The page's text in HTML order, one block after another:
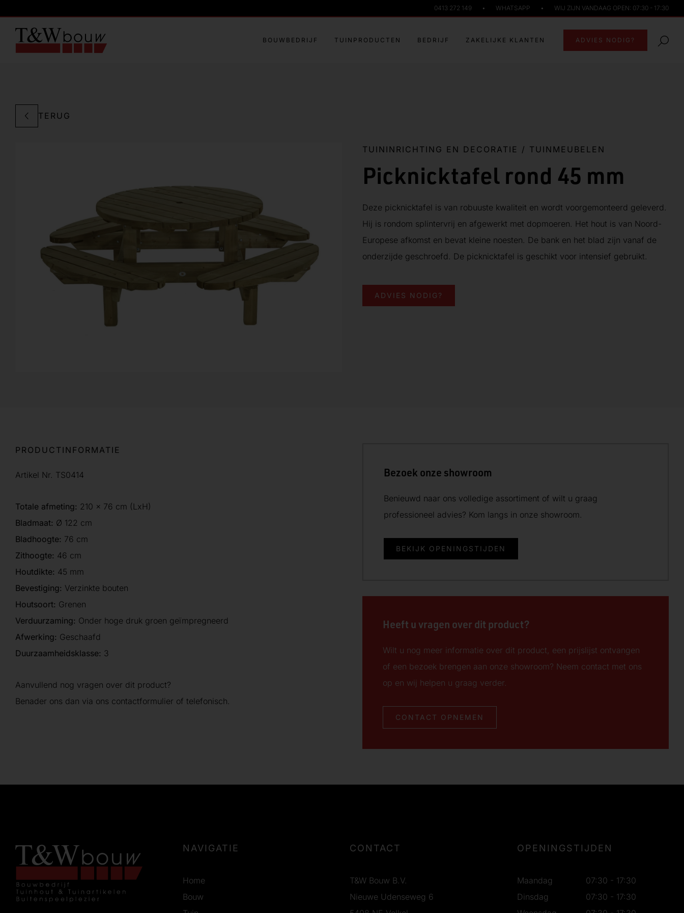
0413 272 149 • WHATSAPP • WIJ ZIJN VANDAAG OPEN: 07:30 - 17:30
BOUWBEDRIJF TUINPRODUCTEN BEDRIJF ZAKELIJKE KLANTEN ADVIES NODIG?
TERUG
TUININRICHTING EN DECORATIE / TUINMEUBELEN
Picknicktafel rond 45 mm
Deze picknicktafel is van robuuste kwaliteit en wordt voorgemonteerd geleverd.
Hij is rondom splintervrij en afgewerkt met dopmoeren. Het hout is van Noord-
Europese afkomst en bevat kleine noesten. De bank en het blad zijn vanaf de
onderzijde geschroefd. De picknicktafel is geschikt voor intensief gebruikt.
ADVIES NODIG?
PRODUCTINFORMATIE
Artikel Nr. TS0414
Totale afmeting: 210 x 76 cm (LxH)
Bladmaat: Ø 122 cm
Bladhoogte: 76 cm
Zithoogte: 46 cm
Houtdikte: 45 mm
Bevestiging: Verzinkte bouten
Houtsoort: Grenen
Verduurzaming: Onder hoge druk groen geïmpregneerd
Afwerking: Geschaafd
Duurzaamheidsklasse: 3
Aanvullend nog vragen over dit product?
Benader ons dan via ons contactformulier of telefonisch.
Bezoek onze showroom
Benieuwd naar ons volledige assortiment of wilt u graag
professioneel advies? Kom langs in onze showroom.
BEKIJK OPENINGSTIJDEN
Heeft u vragen over dit product?
Wilt u nog meer informatie over dit product, een prijslijst ontvangen
of een bezoek brengen aan onze showroom? Neem contact met ons
op en wij helpen u graag verder.
CONTACT OPNEMEN
NAVIGATIE
Home
Bouw
CONTACT
T&W Bouw B.V.
Nieuwe Udenseweg 6
OPENINGSTIJDEN
Maandag
07:30 - 17:30
Dinsdag
07:30 - 17:30